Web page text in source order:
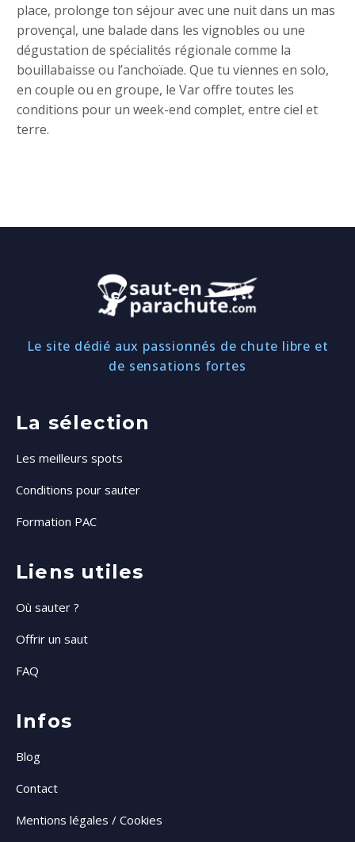
place, prolonge ton séjour avec une nuit dans un mas
provençal, une balade dans les vignobles ou une
dégustation de spécialités régionale comme la
bouillabaisse ou l’anchoïade. Que tu viennes en solo,
en couple ou en groupe, le Var offre toutes les
conditions pour un week-end complet, entre ciel et
terre.
Le site dédié aux passionnés de chute libre et
de sensations fortes
La sélection
Les meilleurs spots
Conditions pour sauter
Formation PAC
Liens utiles
Où sauter ?
Offrir un saut
FAQ
Infos
Blog
Contact
Mentions légales / Cookies